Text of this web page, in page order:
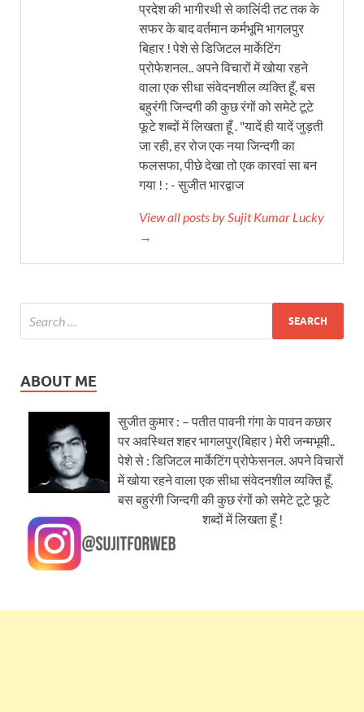
प्रदेश की भागीरथी से कालिंदी तट तक के
सफर के बाद वर्तमान कर्मभूमि भागलपुर
बिहार ! पेशे से डिजिटल मार्केटिंग
प्रोफेशनल.. अपने विचारों में खोया रहने
वाला एक सीधा संवेदनशील व्यक्ति हूँ. बस
बहुरंगी जिन्दगी की कुछ रंगों को समेटे टूटे
फूटे शब्दों में लिखता हूँ . "यादें ही यादें जुड़ती
जा रही, हर रोज एक नया जिन्दगी का
फलसफा, पीछे देखा तो एक कारवां सा बन
गया ! : - सुजीत भारद्वाज
View all posts by Sujit Kumar Lucky
→
ABOUT ME
सुजीत कुमार : – पतीत पावनी गंगा के पावन कछार
पर अवस्थित शहर भागलपुर(बिहार ) मेरी जन्मभूमी..
पेशे से : डिजिटल मार्केटिंग प्रोफेसनल. अपने विचारों
में खोया रहने वाला एक सीधा संवेदनशील व्यक्ति हूँ.
बस बहुरंगी जिन्दगी की कुछ रंगों को समेटे टूटे फूटे
शब्दों में लिखता हूँ !